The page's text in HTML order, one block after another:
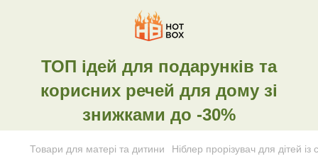
ТОП ідей для подарунків та
корисних речей для дому зі
знижками до -30%
Товари для матері та дитини Ніблер прорізувач для дітей